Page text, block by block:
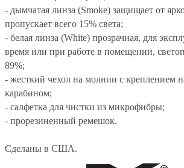
- дымчатая линза (Smoke) защищает от
пропускает всего 15% света;
- белая линза (White) прозрачная, для
время или при работе в помещении,
89%;
- жесткий чехол на молнии с креплением
карабином;
- салфетка для чистки из микрофибры;
- прорезиненный ремешок.
Сделаны в США.